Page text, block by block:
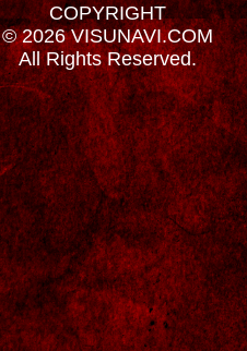
COPYRIGHT
© 2026 VISUNAVI.COM
All Rights Reserved.